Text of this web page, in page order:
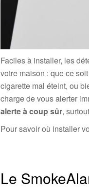
Faciles à installer, les
votre maison : que ce
cigarette mal éteint, ou
charge de vous alerter
alerte à coup sûr,
Pour savoir où installer
Le